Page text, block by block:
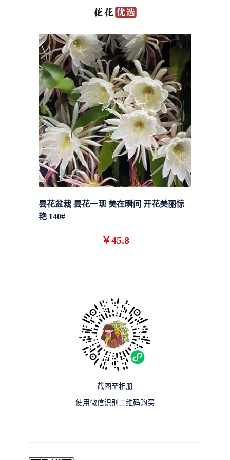
昙花盆栽 昙花一现 美在瞬间 开花美丽惊
艳 140#
￥45.8
截图至相册
使用微信识别二维码购买